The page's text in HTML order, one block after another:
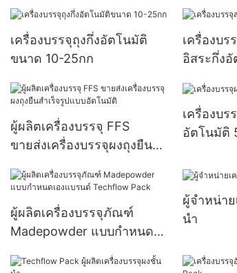
เครื่องบรรจุถุงกึ่งอัตโนมัติ
ขนาด 10-25กก
เครื่องบ
อิสระกึ่ง
ผู้ผลิตเครื่องบรรจุ FFS
ขายส่งเครื่องบรรจุผงถุงยืน
เครื่องบร
อัตโนมัติ
ผู้ผลิตเครื่องบรรจุภัณฑ์
Madepowder แบบกำหนด
ผู้จำหน่า
นำ